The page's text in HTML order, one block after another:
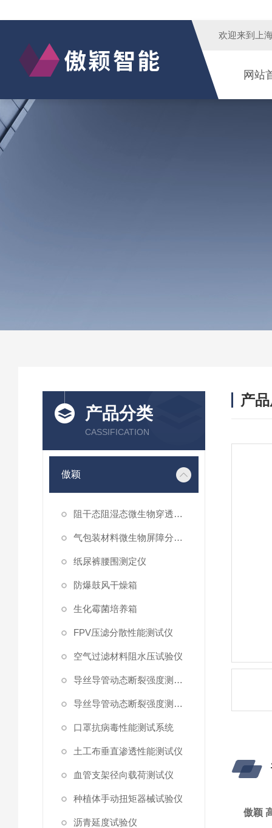
欢迎来到 上
网站
产品分类
CASSIFICATION
傲颖
阻干态阻湿态微生物穿透性能测试仪
气包装材料微生物屏障分等试验仪
纸尿裤腰围测定仪
防爆鼓风干燥箱
生化霉菌培养箱
FPV压滤分散性能测试仪
空气过滤材料阻水压试验仪
导丝导管动态断裂强度测试仪 （峰值拉力）
导丝导管动态断裂强度测试仪
口罩抗病毒性能测试系统
土工布垂直渗透性能测试仪
血管支架径向载荷测试仪
种植体手动扭矩器械试验仪
沥青延度试验仪
产
傲颖